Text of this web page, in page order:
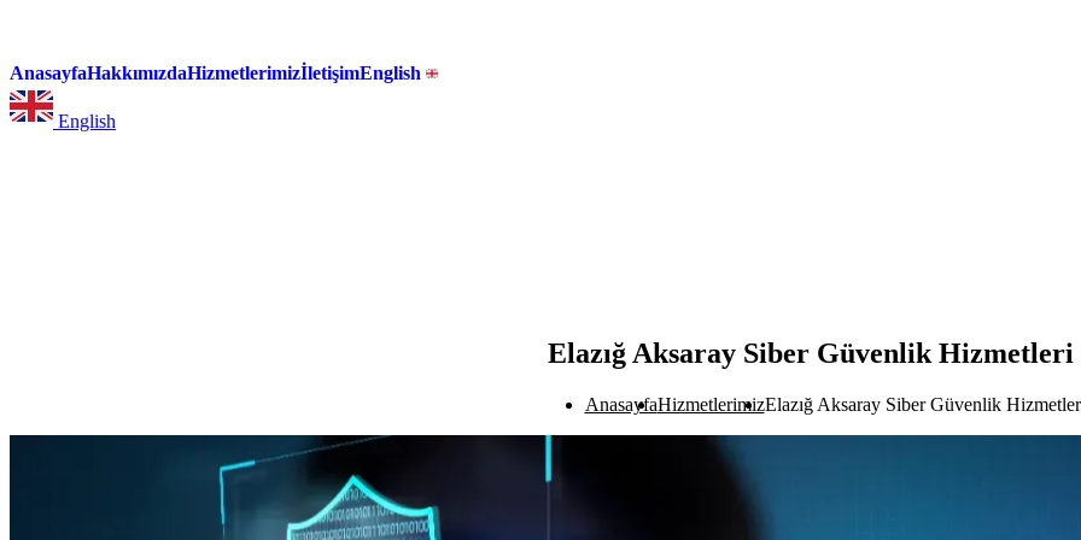
AnasayfaHakkımızdaHizmetlerimizİletişimEnglish
English
Elazığ Aksaray Siber Güvenlik Hizmetleri
AnasayfaHizmetlerimizElazığ Aksaray Siber Güvenlik